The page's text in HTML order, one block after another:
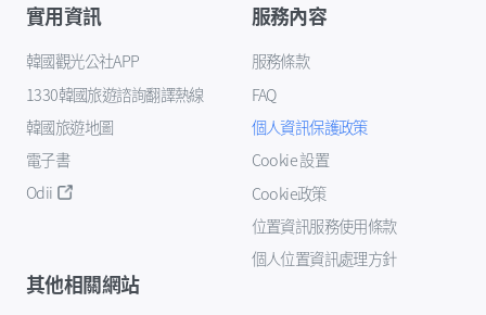
實用資訊
韓國觀光公社APP
1330韓國旅遊諮詢翻譯熱線
韓國旅遊地圖
電子書
Odii
服務內容
服務條款
FAQ
個人資訊保護政策
Cookie 設置
Cookie政策
位置資訊服務使用條款
個人位置資訊處理方針
其他相關網站